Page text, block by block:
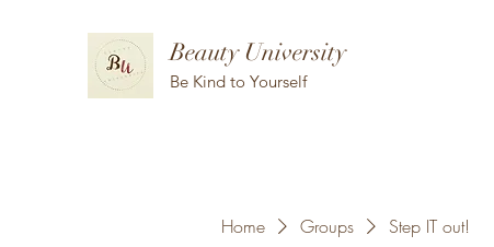
Beauty University
Be Kind to Yourself
Home Groups Step IT out!